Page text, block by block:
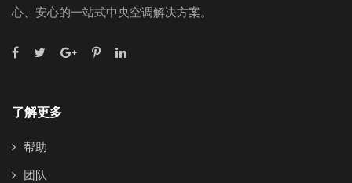
心、安心的一站式中央空调解决方案。
了解更多
帮助
团队